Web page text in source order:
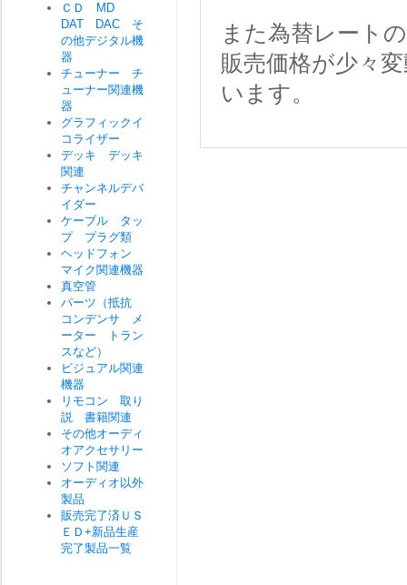
また為替レート
販売価格が少々
います。
ＣＤ MD
DAT DAC そ
の他デジタル機
器
チューナー チ
ューナー関連機
器
グラフィックイ
コライザー
デッキ デッキ
関連
チャンネルデバ
イダー
ケーブル タッ
プ プラグ類
ヘッドフォン
マイク関連機器
真空管
パーツ（抵抗
コンデンサ メ
ーター トラン
スなど）
ビジュアル関連
機器
リモコン 取り
説 書籍関連
その他オーディ
オアクセサリー
ソフト関連
オーディオ以外
製品
販売完了済ＵＳ
ＥＤ+新品生産
完了製品一覧